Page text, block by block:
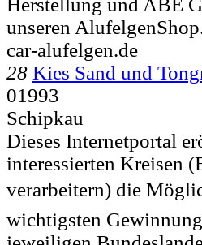
unseren
car-alufelgen.de
28 Kies Sand und
01993
Schipkau
Dieses Internetportal
interessierten Kreisen
verarbeitern) die
wichtigsten